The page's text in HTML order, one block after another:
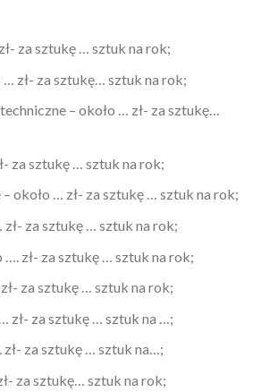
za sztukę … sztuk na rok;
zł- za sztukę… sztuk na rok;
– około … zł- za sztukę…
za sztukę … sztuk na rok;
około … zł- za sztukę … sztuk na rok;
zł- za sztukę … sztuk na rok;
…. zł- za sztukę … sztuk na rok;
za sztukę … sztuk na rok;
zł- za sztukę … sztuk na …;
za sztukę … sztuk na…;
za sztukę… sztuk na rok;